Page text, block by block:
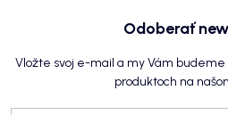
Odoberať
Vložte svoj e-mail a my Vám
produktoch na